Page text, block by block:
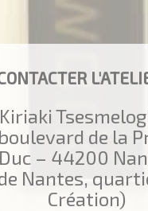
Kiriaki
de la
Duc – 44200
Nantes,
Création)